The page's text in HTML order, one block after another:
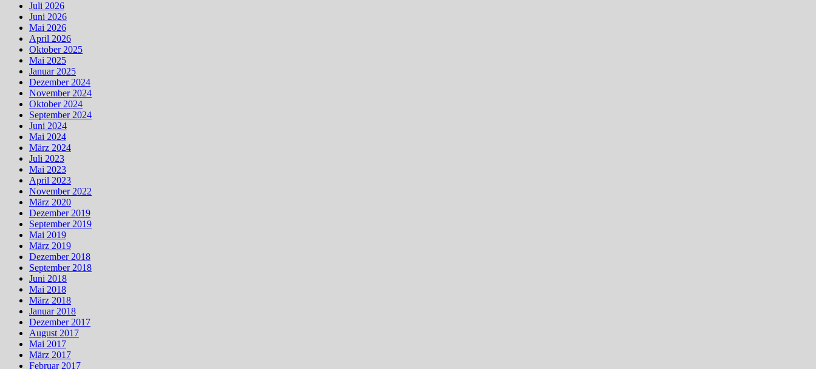
Juli 2026
Juni 2026
Mai 2026
April 2026
Oktober 2025
Mai 2025
Januar 2025
Dezember 2024
November 2024
Oktober 2024
September 2024
Juni 2024
Mai 2024
März 2024
Juli 2023
Mai 2023
April 2023
November 2022
März 2020
Dezember 2019
September 2019
Mai 2019
März 2019
Dezember 2018
September 2018
Juni 2018
Mai 2018
März 2018
Januar 2018
Dezember 2017
August 2017
Mai 2017
März 2017
Februar 2017